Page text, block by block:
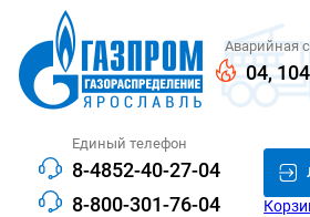
Аварийная
04,104
Единый телефон
8-4852-40-27-04
8-800-301-76-04